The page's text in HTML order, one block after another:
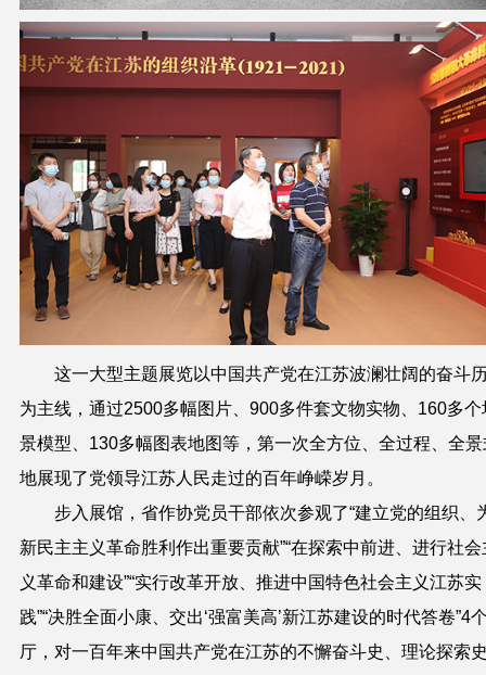
这一大型主题展览以中国共产党在江苏波澜壮阔的奋斗
为主线，通过2500多幅图片、 900多件套文物实物、 160多个
景模型、 130多幅图表地图等，第一次全方位、全过程、全景
地展现了党领导江苏人民走过的百年峥嵘岁月。
步入展馆，省作协党员干部依次参观了“建立党的组织、
新民主主义革命胜利作出重要贡献”“在探索中前进、进行社会
义革命和建设”“实行改革开放、推进中国特色社会主义江苏实
践”“决胜全面小康、交出‘强富美高’新江苏建设的时代答卷”4
厅，对一百年来中国共产党在江苏的不懈奋斗史、理论探索